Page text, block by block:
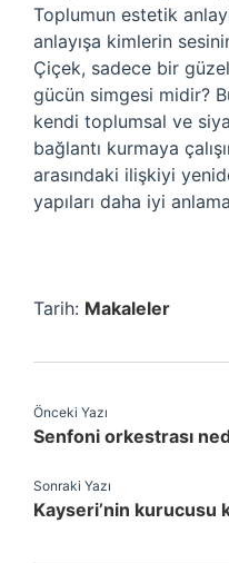
Toplumun estetik
anlayışa kimlerin
Çiçek, sadece bir
gücün simgesi midir?
kendi toplumsal ve
bağlantı kurmaya
arasındaki ilişkiyi
yapıları daha iyi
Tarih: Makaleler
Önceki Yazı
Senfoni orkestrası
Sonraki Yazı
Kayseri’nin kurucusu